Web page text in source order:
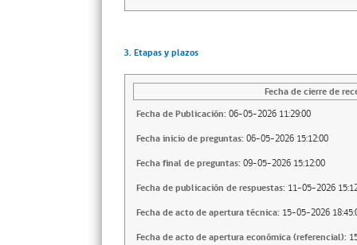
3. Etapas y plazos
Fecha de cierre de
Fecha de Publicación: 06-05-2026 11:29:00
Fecha inicio de preguntas: 06-05-2026 15:12:00
Fecha final de preguntas: 09-05-2026 15:12:00
Fecha de publicación de respuestas: 11-05-2026
Fecha de acto de apertura técnica: 15-05-2026
Fecha de acto de apertura económica (referencial):